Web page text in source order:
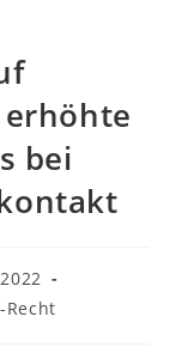
bei
Recht